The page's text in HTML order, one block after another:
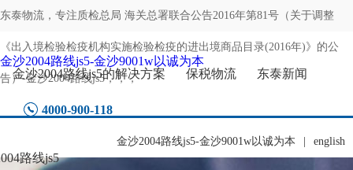
东泰物流，专注质检总局 海关总署联合公告2016年第81号（关于调整
《出入境检验检疫机构实施检验检疫的进出境商品目录(2016年)》的公
告）-金沙2004路线js5，，，
4000-900-118
金沙2004路线js5-金沙9001w以诚为本 english
金沙2004路线js5-金沙9001w以诚为本
金沙2004路线js5的解决方案
保税物流 东泰新闻
路线js5